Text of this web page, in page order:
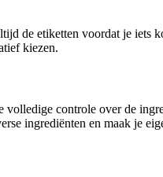
de etiketten voordat je
kiezen.
controle over de
ingrediënten en maak je